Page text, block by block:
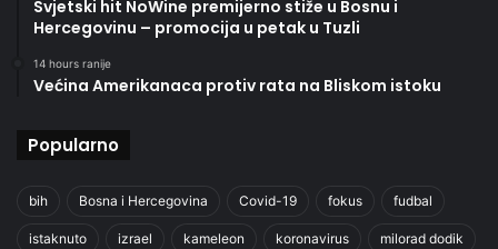
Svjetski hit NoWine premijerno stiže u Bosnu i
Hercegovinu – promocija u petak u Tuzli
14 hours ranije
Većina Amerikanaca protiv rata na Bliskom istoku
Popularno
bih Bosna i Hercegovina Covid-19 fokus fudbal
istaknuto izrael kameleon koronavirus milorad dodik